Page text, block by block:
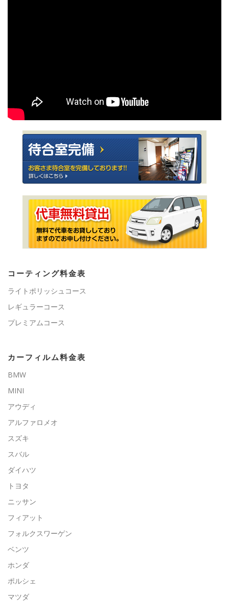
コーティング料金表
ライトポリッシュコース
レギュラーコース
プレミアムコース
カーフィルム料金表
BMW
MINI
アウディ
アルファロメオ
スズキ
スバル
ダイハツ
トヨタ
ニッサン
フィアット
フォルクスワーゲン
ベンツ
ホンダ
ポルシェ
マツダ